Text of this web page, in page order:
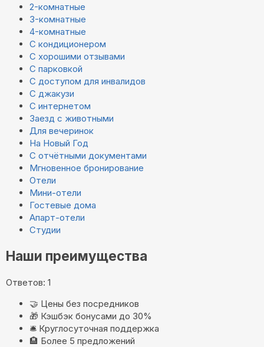
2-комнатные
3-комнатные
4-комнатные
С кондиционером
С хорошими отзывами
С парковкой
С доступом для инвалидов
С джакузи
С интернетом
Заезд с животными
Для вечеринок
На Новый Год
С отчётными документами
Мгновенное бронирование
Отели
Мини-отели
Гостевые дома
Апарт-отели
Студии
Наши преимущества
Ответов: 1
🤝 Цены без посредников
🎁 Кэшбэк бонусами до 30%
🛎️ Круглосуточная поддержка
🏨 Более 5 предложений